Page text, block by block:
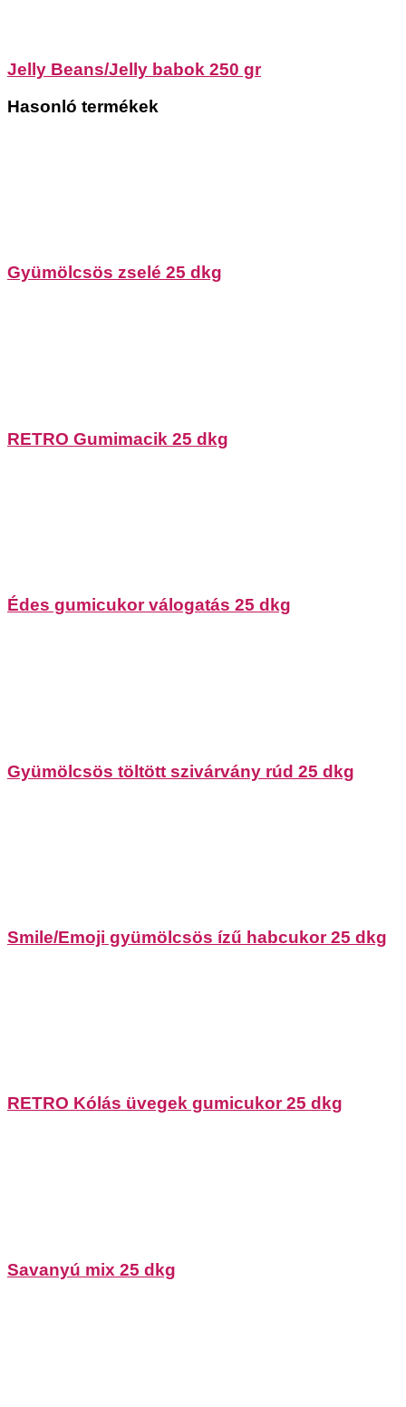
Jelly Beans/Jelly babok 250 gr
Hasonló termékek
Gyümölcsös zselé 25 dkg
RETRO Gumimacik 25 dkg
Édes gumicukor válogatás 25 dkg
Gyümölcsös töltött szivárvány rúd 25 dkg
Smile/Emoji gyümölcsös ízű habcukor 25 dkg
RETRO Kólás üvegek gumicukor 25 dkg
Savanyú mix 25 dkg